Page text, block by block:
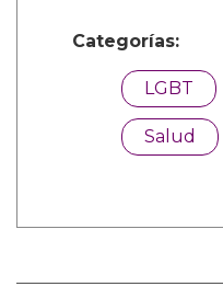
Categorías:
LGBT
Salud